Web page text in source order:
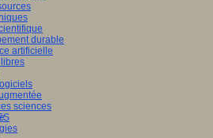
durable
artificielle
sciences